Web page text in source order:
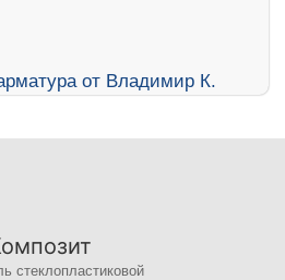
стеклопластиковой